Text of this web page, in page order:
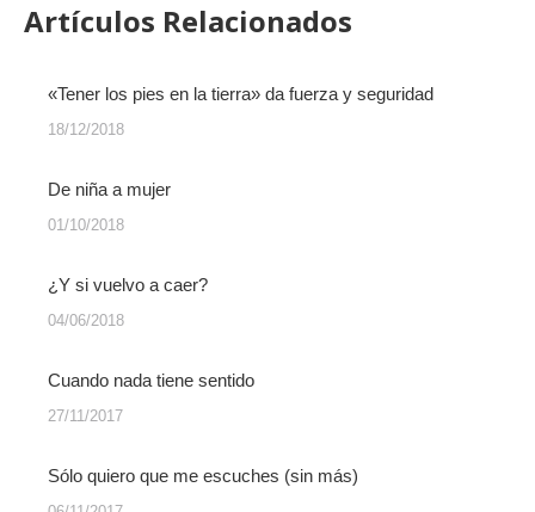
Artículos Relacionados
«Tener los pies en la tierra» da fuerza y seguridad
18/12/2018
De niña a mujer
01/10/2018
¿Y si vuelvo a caer?
04/06/2018
Cuando nada tiene sentido
27/11/2017
Sólo quiero que me escuches (sin más)